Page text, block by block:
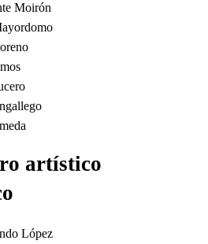
Moirón
artístico
López